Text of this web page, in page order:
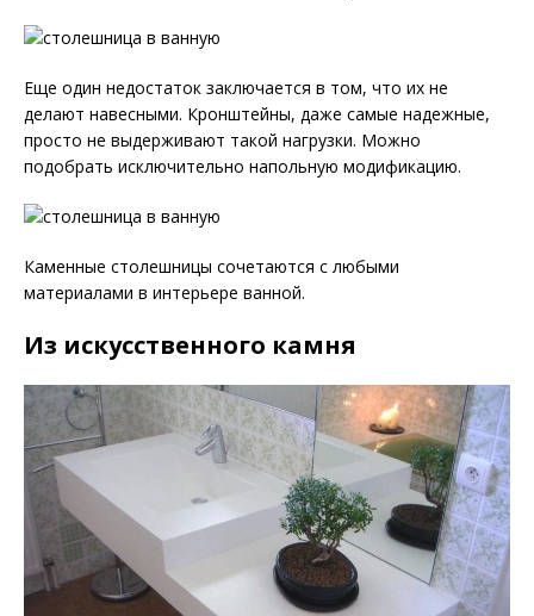
Еще один недостаток заключается в том, что их не
делают навесными. Кронштейны, даже самые надежные,
просто не выдерживают такой нагрузки. Можно
подобрать исключительно напольную модификацию.
Каменные столешницы сочетаются с любыми
материалами в интерьере ванной.
Из искусственного камня